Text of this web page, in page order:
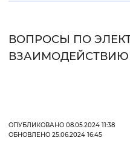
ВОПРОСЫ ПО
ВЗАИМОДЕЙСТВИЮ
ОПУБЛИКОВАНО 08.05.2024 11:38
ОБНОВЛЕНО 25.06.2024 16:45